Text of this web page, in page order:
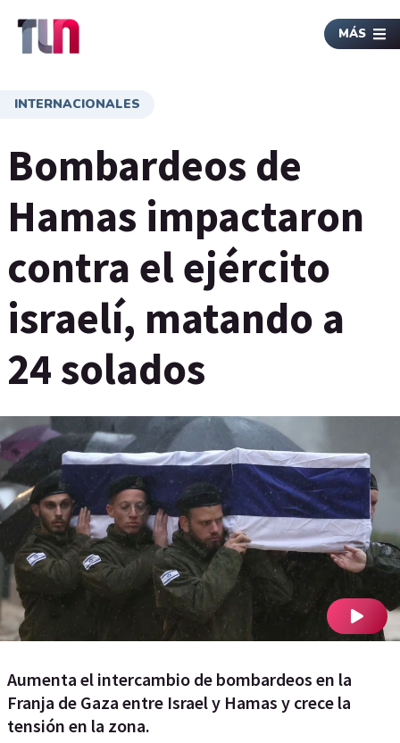
MÁS
INTERNACIONALES
Bombardeos de
Hamas impactaron
contra el ejército
israelí, matando a
24 solados
Aumenta el intercambio de bombardeos en la
Franja de Gaza entre Israel y Hamas y crece la
tensión en la zona.